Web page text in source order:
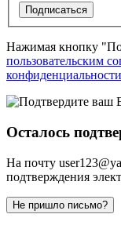
Подписаться
Нажимая кнопку
пользовательским
конфиденциальности
Осталось
На почту
подтверждения
Не пришло письмо?